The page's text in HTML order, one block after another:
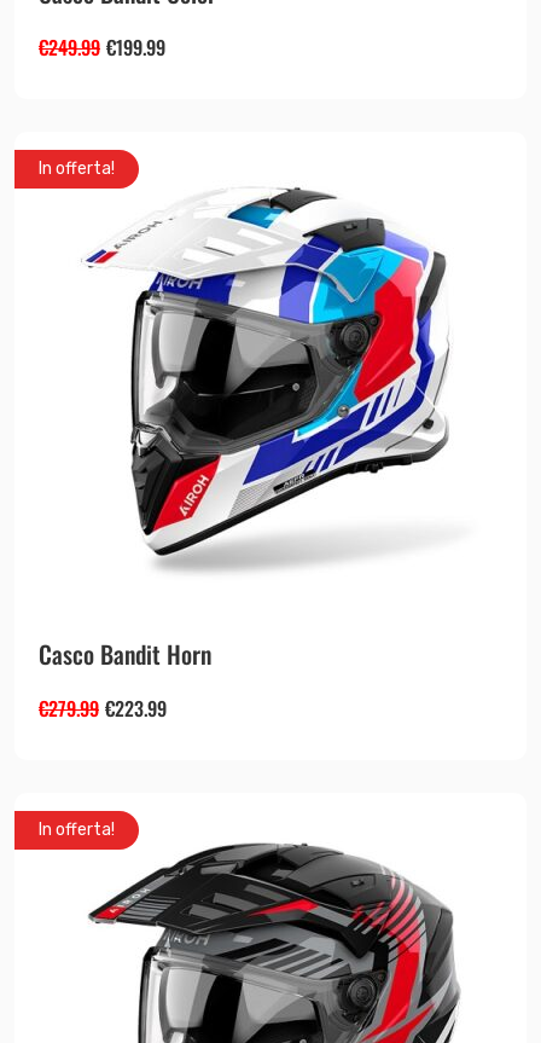
€249.99 €199.99
In offerta!
Casco Bandit Horn
€279.99 €223.99
In offerta!